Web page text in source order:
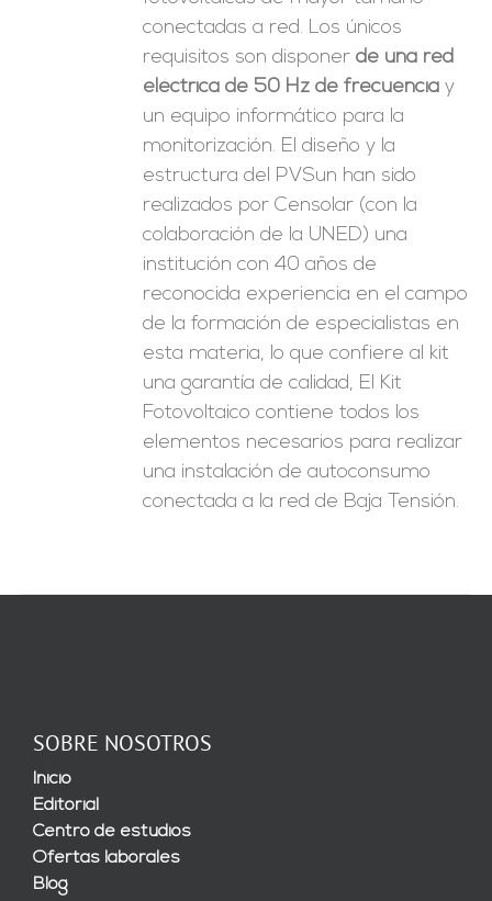
conectadas a red. Los únicos
requisitos son disponerde una red
eléctrica de 50 Hz de frecuencia y
un equipo informático para la
monitorización. El diseño y la
estructura del PVSun han sido
realizados por Censolar (con la
colaboración de la UNED) una
institución con 40 años de
reconocida experiencia en el campo
de la formación de especialistas en
esta materia, lo que confiere al kit
una garantía de calidad, El Kit
Fotovoltaico contiene todos los
elementos necesarios para realizar
una instalación de autoconsumo
conectada a la red de Baja Tensión.
SOBRE NOSOTROS
Inicio
Editorial
Centro de estudios
Ofertas laborales
Blog